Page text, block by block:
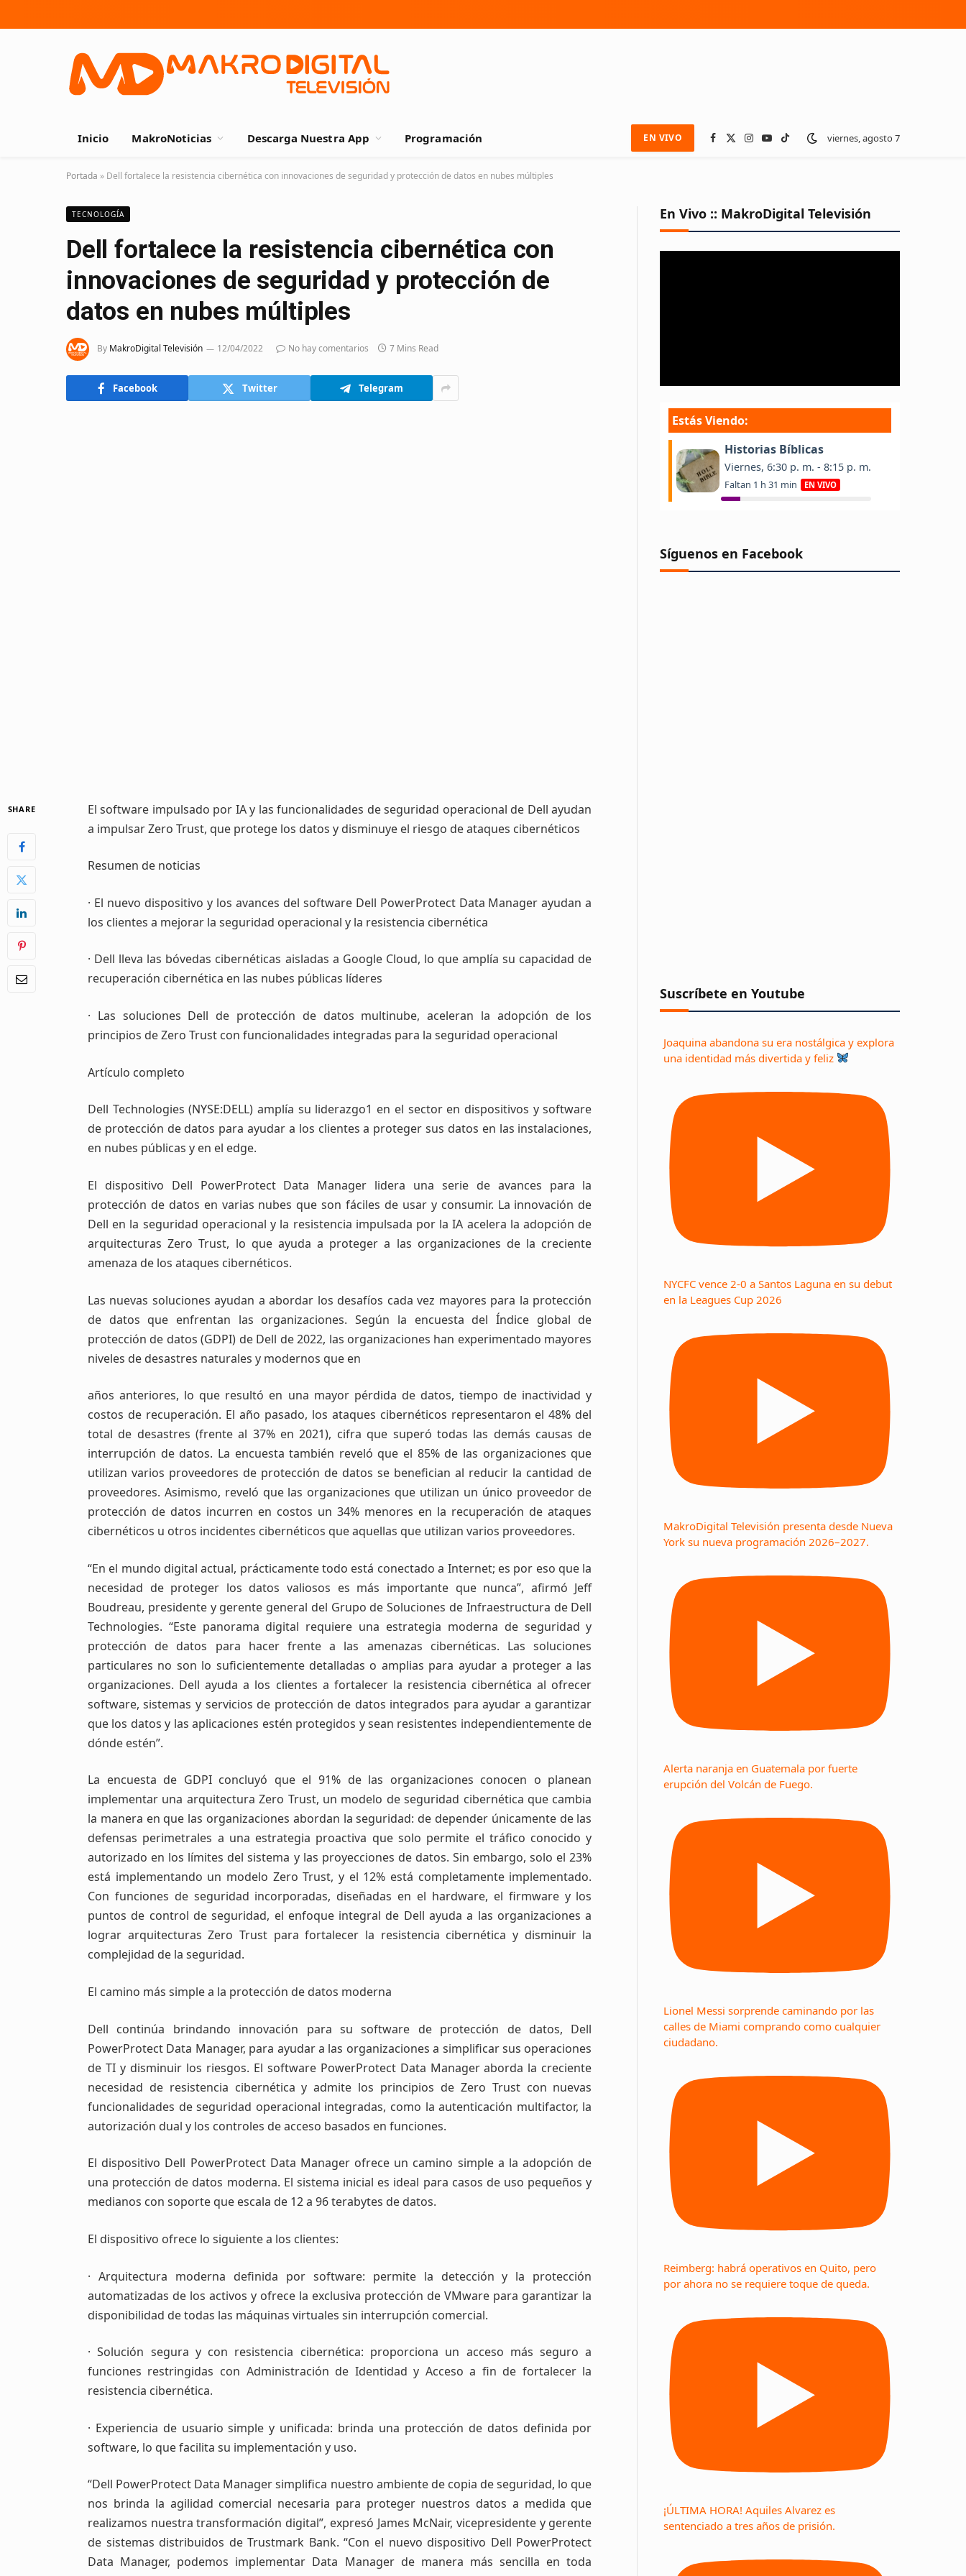
Inicio MakroNoticias Descarga Nuestra App Programación EN VIVO Facebook
X
Instagram
YouTube
TikTok viernes, agosto 7
Portada » Dell fortalece la resistencia cibernética con innovaciones de seguridad y protección de datos en nubes múltiples
TECNOLOGÍA
Dell fortalece la resistencia cibernética con
innovaciones de seguridad y protección de
datos en nubes múltiples
By MakroDigital Televisión 12/04/2022 No hay comentarios 7 Mins Read
Facebook Twitter Telegram
SHARE
El software impulsado por IA y las funcionalidades de seguridad operacional de Dell ayudan
a impulsar Zero Trust, que protege los datos y disminuye el riesgo de ataques cibernéticos
Resumen de noticias
· El nuevo dispositivo y los avances del software Dell PowerProtect Data Manager ayudan a
los clientes a mejorar la seguridad operacional y la resistencia cibernética
· Dell lleva las bóvedas cibernéticas aisladas a Google Cloud, lo que amplía su capacidad de
recuperación cibernética en las nubes públicas líderes
· Las soluciones Dell de protección de datos multinube, aceleran la adopción de los
principios de Zero Trust con funcionalidades integradas para la seguridad operacional
Artículo completo
Dell Technologies (NYSE:DELL) amplía su liderazgo1 en el sector en dispositivos y software
de protección de datos para ayudar a los clientes a proteger sus datos en las instalaciones,
en nubes públicas y en el edge.
El dispositivo Dell PowerProtect Data Manager lidera una serie de avances para la
protección de datos en varias nubes que son fáciles de usar y consumir. La innovación de
Dell en la seguridad operacional y la resistencia impulsada por la IA acelera la adopción de
arquitecturas Zero Trust, lo que ayuda a proteger a las organizaciones de la creciente
amenaza de los ataques cibernéticos.
Las nuevas soluciones ayudan a abordar los desafíos cada vez mayores para la protección
de datos que enfrentan las organizaciones. Según la encuesta del Índice global de
protección de datos (GDPI) de Dell de 2022, las organizaciones han experimentado mayores
niveles de desastres naturales y modernos que en
años anteriores, lo que resultó en una mayor pérdida de datos, tiempo de inactividad y
costos de recuperación. El año pasado, los ataques cibernéticos representaron el 48% del
total de desastres (frente al 37% en 2021), cifra que superó todas las demás causas de
interrupción de datos. La encuesta también reveló que el 85% de las organizaciones que
utilizan varios proveedores de protección de datos se benefician al reducir la cantidad de
proveedores. Asimismo, reveló que las organizaciones que utilizan un único proveedor de
protección de datos incurren en costos un 34% menores en la recuperación de ataques
cibernéticos u otros incidentes cibernéticos que aquellas que utilizan varios proveedores.
“En el mundo digital actual, prácticamente todo está conectado a Internet; es por eso que la
necesidad de proteger los datos valiosos es más importante que nunca”, afirmó Jeff
Boudreau, presidente y gerente general del Grupo de Soluciones de Infraestructura de Dell
Technologies. “Este panorama digital requiere una estrategia moderna de seguridad y
protección de datos para hacer frente a las amenazas cibernéticas. Las soluciones
particulares no son lo suficientemente detalladas o amplias para ayudar a proteger a las
organizaciones. Dell ayuda a los clientes a fortalecer la resistencia cibernética al ofrecer
software, sistemas y servicios de protección de datos integrados para ayudar a garantizar
que los datos y las aplicaciones estén protegidos y sean resistentes independientemente de
dónde estén”.
La encuesta de GDPI concluyó que el 91% de las organizaciones conocen o planean
implementar una arquitectura Zero Trust, un modelo de seguridad cibernética que cambia
la manera en que las organizaciones abordan la seguridad: de depender únicamente de las
defensas perimetrales a una estrategia proactiva que solo permite el tráfico conocido y
autorizado en los límites del sistema y las proyecciones de datos. Sin embargo, solo el 23%
está implementando un modelo Zero Trust, y el 12% está completamente implementado.
Con funciones de seguridad incorporadas, diseñadas en el hardware, el firmware y los
puntos de control de seguridad, el enfoque integral de Dell ayuda a las organizaciones a
lograr arquitecturas Zero Trust para fortalecer la resistencia cibernética y disminuir la
complejidad de la seguridad.
El camino más simple a la protección de datos moderna
Dell continúa brindando innovación para su software de protección de datos, Dell
PowerProtect Data Manager, para ayudar a las organizaciones a simplificar sus operaciones
de TI y disminuir los riesgos. El software PowerProtect Data Manager aborda la creciente
necesidad de resistencia cibernética y admite los principios de Zero Trust con nuevas
funcionalidades de seguridad operacional integradas, como la autenticación multifactor, la
autorización dual y los controles de acceso basados en funciones.
El dispositivo Dell PowerProtect Data Manager ofrece un camino simple a la adopción de
una protección de datos moderna. El sistema inicial es ideal para casos de uso pequeños y
medianos con soporte que escala de 12 a 96 terabytes de datos.
El dispositivo ofrece lo siguiente a los clientes:
· Arquitectura moderna definida por software: permite la detección y la protección
automatizadas de los activos y ofrece la exclusiva protección de VMware para garantizar la
disponibilidad de todas las máquinas virtuales sin interrupción comercial.
· Solución segura y con resistencia cibernética: proporciona un acceso más seguro a
funciones restringidas con Administración de Identidad y Acceso a fin de fortalecer la
resistencia cibernética.
· Experiencia de usuario simple y unificada: brinda una protección de datos definida por
software, lo que facilita su implementación y uso.
“Dell PowerProtect Data Manager simplifica nuestro ambiente de copia de seguridad, lo que
nos brinda la agilidad comercial necesaria para proteger nuestros datos a medida que
realizamos nuestra transformación digital”, expresó James McNair, vicepresidente y gerente
de sistemas distribuidos de Trustmark Bank. “Con el nuevo dispositivo Dell PowerProtect
Data Manager, podemos implementar Data Manager de manera más sencilla en toda
En Vivo :: MakroDigital Televisión
Síguenos en Facebook
Suscríbete en Youtube
Joaquina abandona su era nostálgica y explora
una identidad más divertida y feliz
NYCFC vence 2-0 a Santos Laguna en su debut
en la Leagues Cup 2026
MakroDigital Televisión presenta desde Nueva
York su nueva programación 2026–2027.
Alerta naranja en Guatemala por fuerte
erupción del Volcán de Fuego.
Lionel Messi sorprende caminando por las
calles de Miami comprando como cualquier
ciudadano.
Reimberg: habrá operativos en Quito, pero
por ahora no se requiere toque de queda.
¡ÚLTIMA HORA! Aquiles Alvarez es
sentenciado a tres años de prisión.